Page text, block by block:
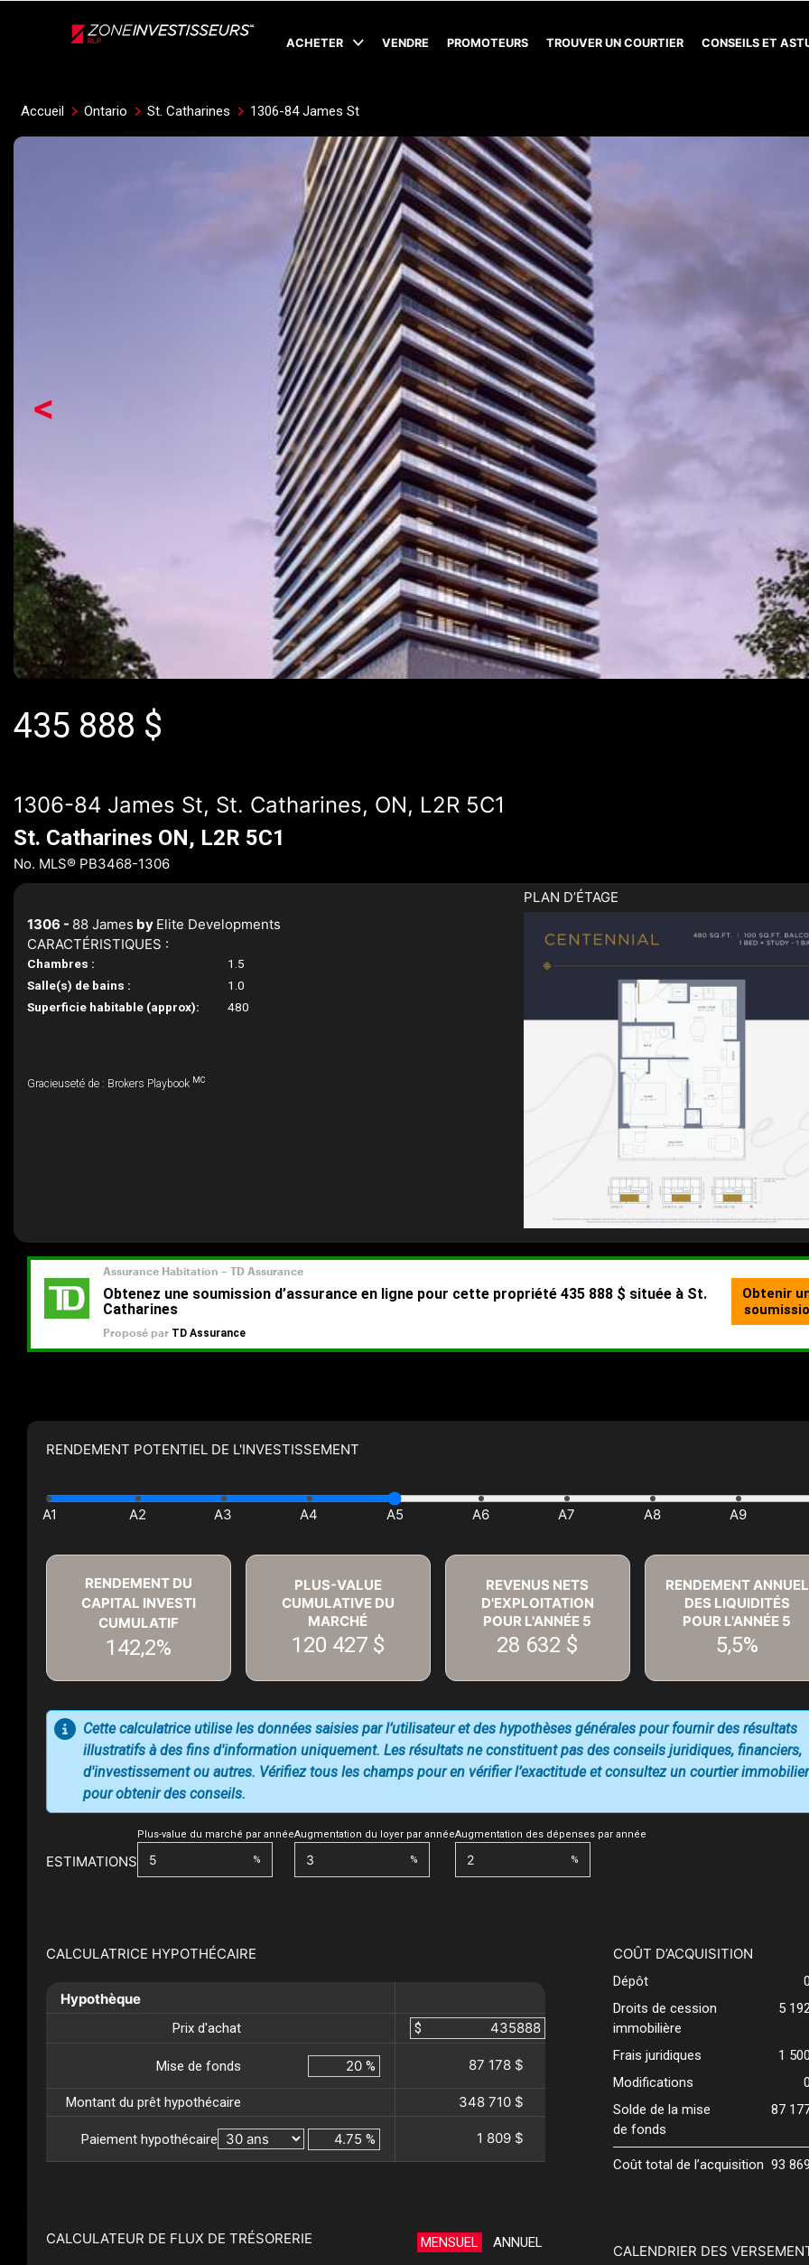
ACHETER VENDRE PROMOTEURS TROUVER UN COURTIER CONSEILS ET
Accueil Ontario St. Catharines 1306-84 James St
<
435 888 $
1306-84 James St, St. Catharines, ON, L2R 5C1
St. Catharines ON, L2R 5C1
No. MLS® PB3468-1306
1306 - 88 James by Elite Developments
CARACTÉRISTIQUES :
Chambres :
1.5
Salle(s) de bains :
1.0
Superficie habitable (approx):
480
Gracieuseté de : Brokers Playbook MC
PLAN D’ÉTAGE
RENDEMENT POTENTIEL DE L'INVESTISSEMENT
RENDEMENT DU
CAPITAL INVESTI
CUMULATIF
142,2%
PLUS-VALUE
CUMULATIVE DU
MARCHÉ
120 427 $
REVENUS NETS
D'EXPLOITATION
POUR L'ANNÉE 5
28 632 $
RENDEMENT ANNUEL
DES LIQUIDITÉS
POUR L'ANNÉE 5
5,5%
ESTIMATIONS
Plus-value du marché par année
%
Augmentation du loyer par année
%
Augmentation des dépenses par année
%
Cette calculatrice utilise les données saisies par l’utilisateur et des hypothèses générales pour fournir des résultats
illustratifs à des fins d'information uniquement. Les résultats ne constituent pas des conseils juridiques, financiers,
d'investissement ou autres. Vérifiez tous les champs pour en vérifier l’exactitude et consultez un courtier immobilier
pour obtenir des conseils.
CALCULATRICE HYPOTHÉCAIRE
Hypothèque
Prix d'achat $
Mise de fonds % 87 178 $
Montant du prêt hypothécaire 348 710 $
Paiement hypothécaire % 1 809 $
CALCULATEUR DE FLUX DE TRÉSORERIE MENSUEL ANNUEL
COÛT D’ACQUISITION
Dépôt
Droits de cession
immobilière
5
Frais juridiques
1
Modifications
Solde de la mise
de fonds
87
Coût total de l’acquisition 93
CALENDRIER DES